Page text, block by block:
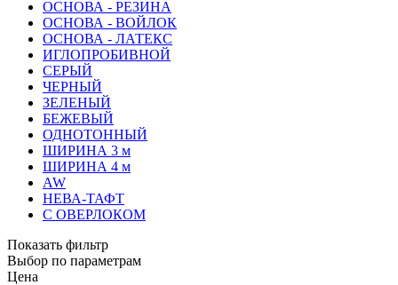
ОСНОВА - РЕЗИНА
ОСНОВА - ВОЙЛОК
ОСНОВА - ЛАТЕКС
ИГЛОПРОБИВНОЙ
СЕРЫЙ
ЧЕРНЫЙ
ЗЕЛЕНЫЙ
БЕЖЕВЫЙ
ОДНОТОННЫЙ
ШИРИНА 3 м
ШИРИНА 4 м
AW
НЕВА-ТАФТ
С ОВЕРЛОКОМ
Показать фильтр
Выбор по параметрам
Цена